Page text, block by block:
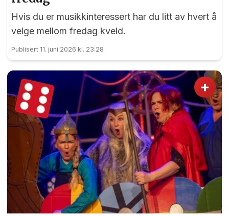
Hvis du er musikkinteressert har du litt av hvert å
velge mellom fredag kveld.
Publisert 11. juni 2026 kl. 23:28
+